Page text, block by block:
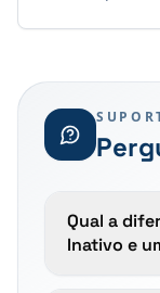
antioxidantes
peças.
Qual a
Inativo e